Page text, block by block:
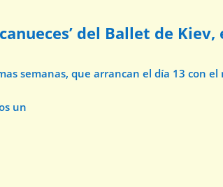
del Ballet de
semanas, que arrancan el día 13 con
un